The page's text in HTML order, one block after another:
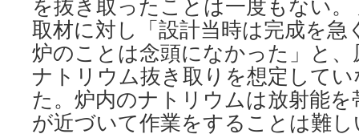
を抜き取ったことは一度もない
取材に対し「設計当時は完成を急
炉のことは念頭になかった」と
ナトリウム抜き取りを想定して
た。炉内のナトリウムは放射能
が近づいて作業をすることは難